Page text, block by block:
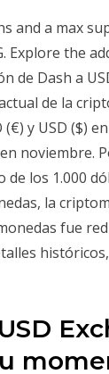
and a max
Explore the
de Dash a
de la
y USD ($)
noviembre.
los 1.000
la
fue